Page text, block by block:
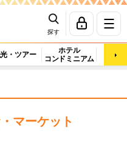
探す
・ツアー
ホテル
コンドミニアム
マッ
マーケット